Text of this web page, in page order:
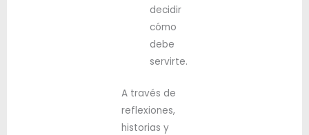
decidir
cómo
debe
servirte.
A través de
reflexiones,
historias y